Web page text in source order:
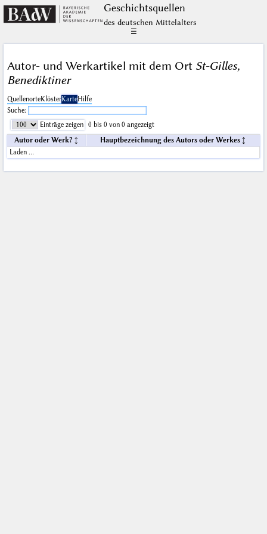
Geschichts­quellen
des deutschen Mittelalters
☰
Autor- und Werkartikel mit dem Ort St-Gilles,
Benediktiner
QuellenorteKlösterKarteHilfe
Suche:
Einträge zeigen
0 bis 0 von 0 angezeigt
Autor oder Werk?
Hauptbezeichnung des Autors oder Werkes
Laden …